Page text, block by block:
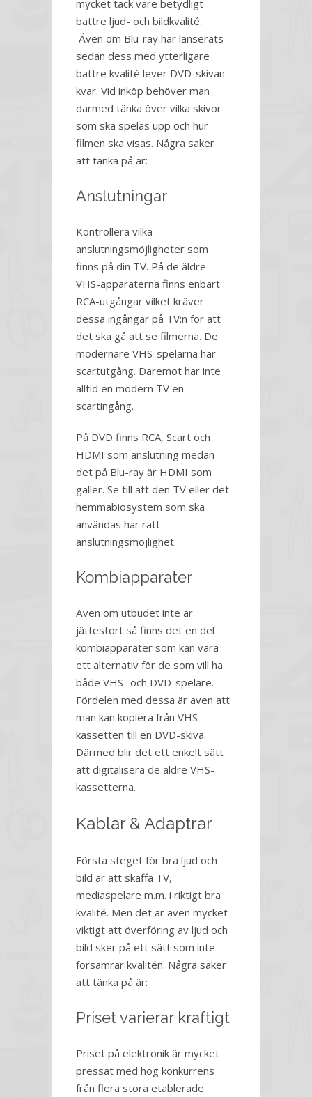
mycket tack vare betydligt
bättre ljud- och bildkvalité.
Även om Blu-ray har lanserats
sedan dess med ytterligare
bättre kvalité lever DVD-skivan
kvar. Vid inköp behöver man
därmed tänka över vilka skivor
som ska spelas upp och hur
filmen ska visas. Några saker
att tänka på är:
Anslutningar
Kontrollera vilka
anslutningsmöjligheter som
finns på din TV. På de äldre
VHS-apparaterna finns enbart
RCA-utgångar vilket kräver
dessa ingångar på TV:n för att
det ska gå att se filmerna. De
modernare VHS-spelarna har
scartutgång. Däremot har inte
alltid en modern TV en
scartingång.
På DVD finns RCA, Scart och
HDMI som anslutning medan
det på Blu-ray är HDMI som
gäller. Se till att den TV eller det
hemmabiosystem som ska
användas har rätt
anslutningsmöjlighet.
Kombiapparater
Även om utbudet inte är
jättestort så finns det en del
kombiapparater som kan vara
ett alternativ för de som vill ha
både VHS- och DVD-spelare.
Fördelen med dessa är även att
man kan kopiera från VHS-
kassetten till en DVD-skiva.
Därmed blir det ett enkelt sätt
att digitalisera de äldre VHS-
kassetterna.
Kablar & Adaptrar
Första steget för bra ljud och
bild är att skaffa TV,
mediaspelare m.m. i riktigt bra
kvalité. Men det är även mycket
viktigt att överföring av ljud och
bild sker på ett sätt som inte
försämrar kvalitén. Några saker
att tänka på är:
Priset varierar kraftigt
Priset på elektronik är mycket
pressat med hög konkurrens
från flera stora etablerade